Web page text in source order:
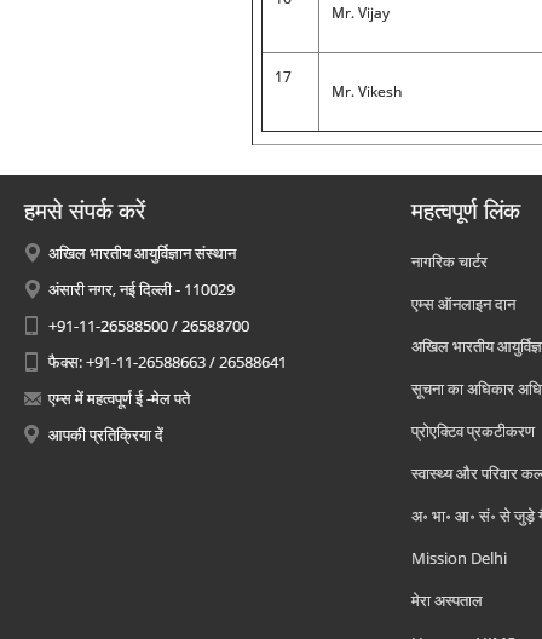
Mr. Vijay
17
Mr. Vikesh
हमसे संपर्क करें
अखिल भारतीय आयुर्विज्ञान संस्थान
अंसारी नगर, नई दिल्ली - 110029
+91-11-26588500 / 26588700
फैक्स: +91-11-26588663 / 26588641
एम्स में महत्वपूर्ण ई -मेल पते
आपकी प्रतिक्रिया दें
महत्वपूर्ण लिंक
नागरिक चार्टर
एम्स ऑनलाइन दान
अखिल भारतीय
सूचना का अधिकार
प्रोएक्टिव प्रकटीकरण
स्वास्थ्य और परिवार
अ॰ भा॰ आ॰ सं॰ से जुड़े
Mission Delhi
मेरा अस्पताल